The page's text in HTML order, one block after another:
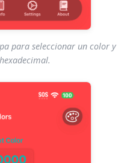
para seleccionar un color y